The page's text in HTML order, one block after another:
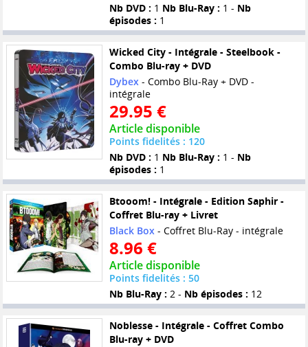
Nb DVD : 1 Nb Blu-Ray : 1 - Nb
épisodes : 1
Wicked City - Intégrale - Steelbook -
Combo Blu-ray + DVD
Dybex- Combo Blu-Ray + DVD -
intégrale
29.95 €
Article disponible
Points fidelités : 120
Nb DVD : 1 Nb Blu-Ray : 1 - Nb
épisodes : 1
Btooom! - Intégrale - Edition Saphir -
Coffret Blu-ray + Livret
Black Box- Coffret Blu-Ray - intégrale
8.96 €
Article disponible
Points fidelités : 50
Nb Blu-Ray : 2 - Nb épisodes : 12
Noblesse - Intégrale - Coffret Combo
Blu-ray + DVD